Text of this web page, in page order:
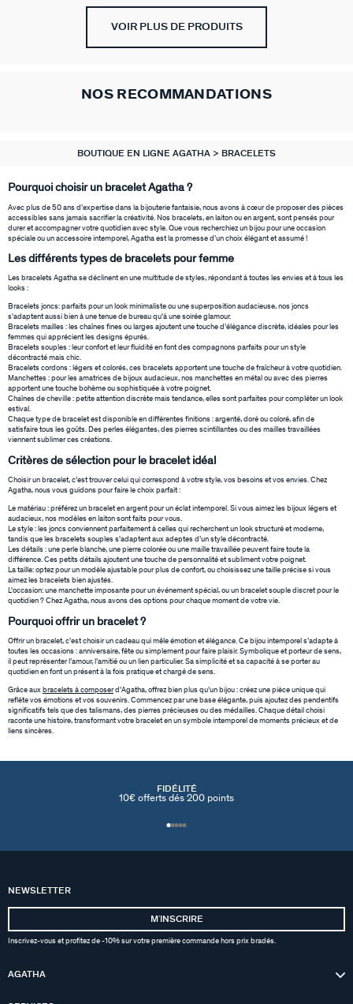
VOIR PLUS DE PRODUITS
NOS RECOMMANDATIONS
BOUTIQUE EN LIGNE AGATHA BRACELETS
Pourquoi choisir un bracelet Agatha ?
Avec plus de 50 ans d'expertise dans la bijouterie fantaisie, nous avons à cœur de proposer des pièces
accessibles sans jamais sacrifier la créativité. Nos bracelets, en laiton ou en argent, sont pensés pour
durer et accompagner votre quotidien avec style. Que vous recherchiez un bijou pour une occasion
spéciale ou un accessoire intemporel, Agatha est la promesse d’un choix élégant et assumé !
Les différents types de bracelets pour femme
Les bracelets Agatha se déclinent en une multitude de styles, répondant à toutes les envies et à tous les
looks :
Bracelets joncs: parfaits pour un look minimaliste ou une superposition audacieuse, nos joncs
s'adaptent aussi bien à une tenue de bureau qu'à une soirée glamour.
Bracelets mailles : les chaînes fines ou larges ajoutent une touche d’élégance discrète, idéales pour les
femmes qui apprécient les designs épurés.
Bracelets souples : leur confort et leur fluidité en font des compagnons parfaits pour un style
décontracté mais chic.
Bracelets cordons : légers et colorés, ces bracelets apportent une touche de fraîcheur à votre quotidien.
Manchettes : pour les amatrices de bijoux audacieux, nos manchettes en métal ou avec des pierres
apportent une touche bohème ou sophistiquée à votre poignet.
Chaînes de cheville : petite attention discrète mais tendance, elles sont parfaites pour compléter un look
estival.
Chaque type de bracelet est disponible en différentes finitions : argenté, doré ou coloré, afin de
satisfaire tous les goûts. Des perles élégantes, des pierres scintillantes ou des mailles travaillées
viennent sublimer ces créations.
Critères de sélection pour le bracelet idéal
Choisir un bracelet, c’est trouver celui qui correspond à votre style, vos besoins et vos envies. Chez
Agatha, nous vous guidons pour faire le choix parfait :
Le matériau : préférez un bracelet en argent pour un éclat intemporel. Si vous aimez les bijoux légers et
audacieux, nos modèles en laiton sont faits pour vous.
Le style : les joncs conviennent parfaitement à celles qui recherchent un look structuré et moderne,
tandis que les bracelets souples s'adaptent aux adeptes d’un style décontracté.
Les détails : une perle blanche, une pierre colorée ou une maille travaillée peuvent faire toute la
différence. Ces petits détails ajoutent une touche de personnalité et subliment votre poignet.
La taille: optez pour un modèle ajustable pour plus de confort, ou choisissez une taille précise si vous
aimez les bracelets bien ajustés.
L'occasion: une manchette imposante pour un événement spécial, ou un bracelet souple discret pour le
quotidien ? Chez Agatha, nous avons des options pour chaque moment de votre vie.
Pourquoi offrir un bracelet ?
Offrir un bracelet, c’est choisir un cadeau qui mêle émotion et élégance. Ce bijou intemporel s’adapte à
toutes les occasions : anniversaire, fête ou simplement pour faire plaisir. Symbolique et porteur de sens,
il peut représenter l’amour, l’amitié ou un lien particulier. Sa simplicité et sa capacité à se porter au
quotidien en font un présent à la fois pratique et chargé de sens.
Grâce aux bracelets à composerd’Agatha, offrez bien plus qu’un bijou : créez une pièce unique qui
reflète vos émotions et vos souvenirs. Commencez par une base élégante, puis ajoutez des pendentifs
significatifs tels que des talismans, des pierres précieuses ou des médailles. Chaque détail choisi
raconte une histoire, transformant votre bracelet en un symbole intemporel de moments précieux et de
liens sincères.
FIDÉLITÉ
10€ offerts dés 200 points
NEWSLETTER
MʼINSCRIRE
Inscrivez-vous et profitez de -10% sur votre première commande hors prix bradés.
AGATHA